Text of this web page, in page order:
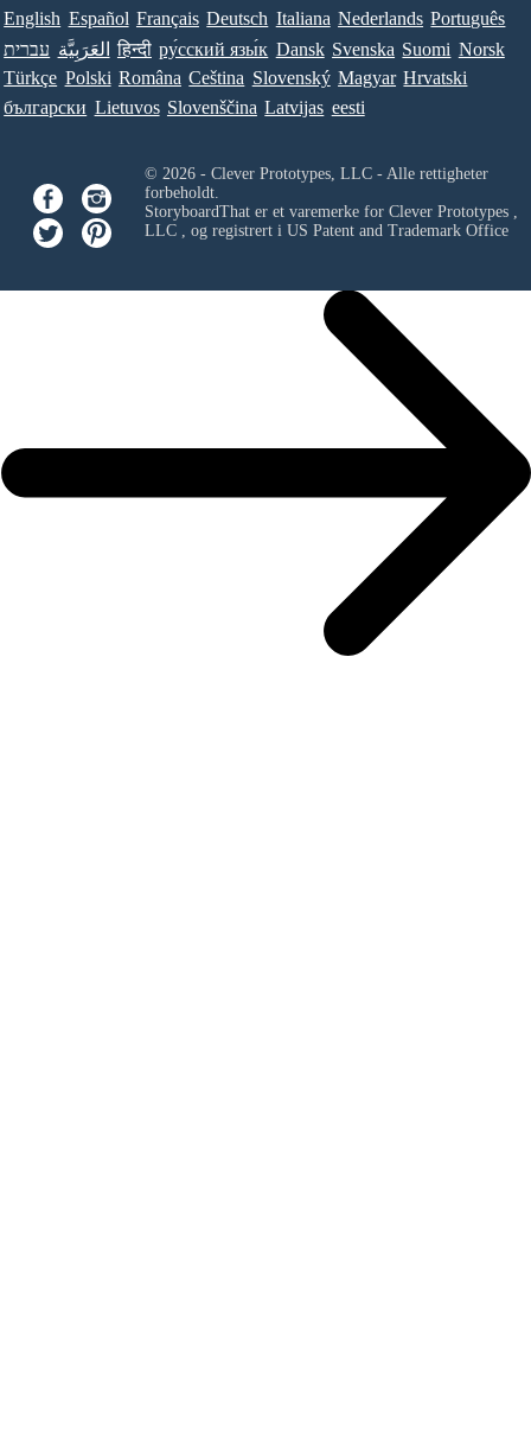
English Español Français Deutsch Italiana Nederlands Português
עברית العَرَبِيَّة हिन्दी ру́сский язы́к Dansk Svenska Suomi Norsk
Türkçe Polski Româna Ceština Slovenský Magyar Hrvatski
български Lietuvos Slovenščina Latvijas eesti
© 2026 - Clever Prototypes, LLC - Alle rettigheter
forbeholdt.
StoryboardThat er et varemerke for Clever Prototypes ,
LLC, og registrert i US Patent and Trademark Office